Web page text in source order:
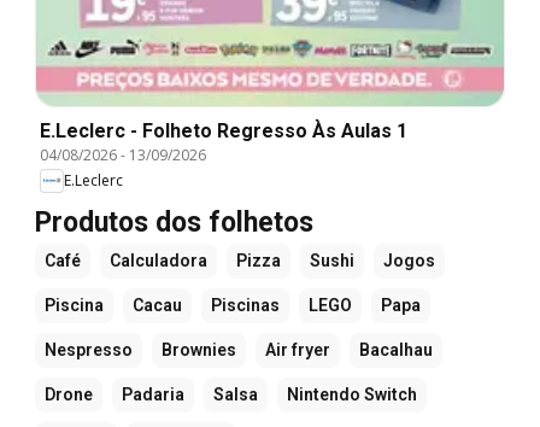
E.Leclerc - Folheto Regresso Às Aulas 1
04/08/2026- 13/09/2026
E.Leclerc
Produtos dos folhetos
Café Calculadora Pizza Sushi Jogos
Piscina Cacau Piscinas LEGO Papa
Nespresso Brownies Air fryer Bacalhau
Drone Padaria Salsa Nintendo Switch